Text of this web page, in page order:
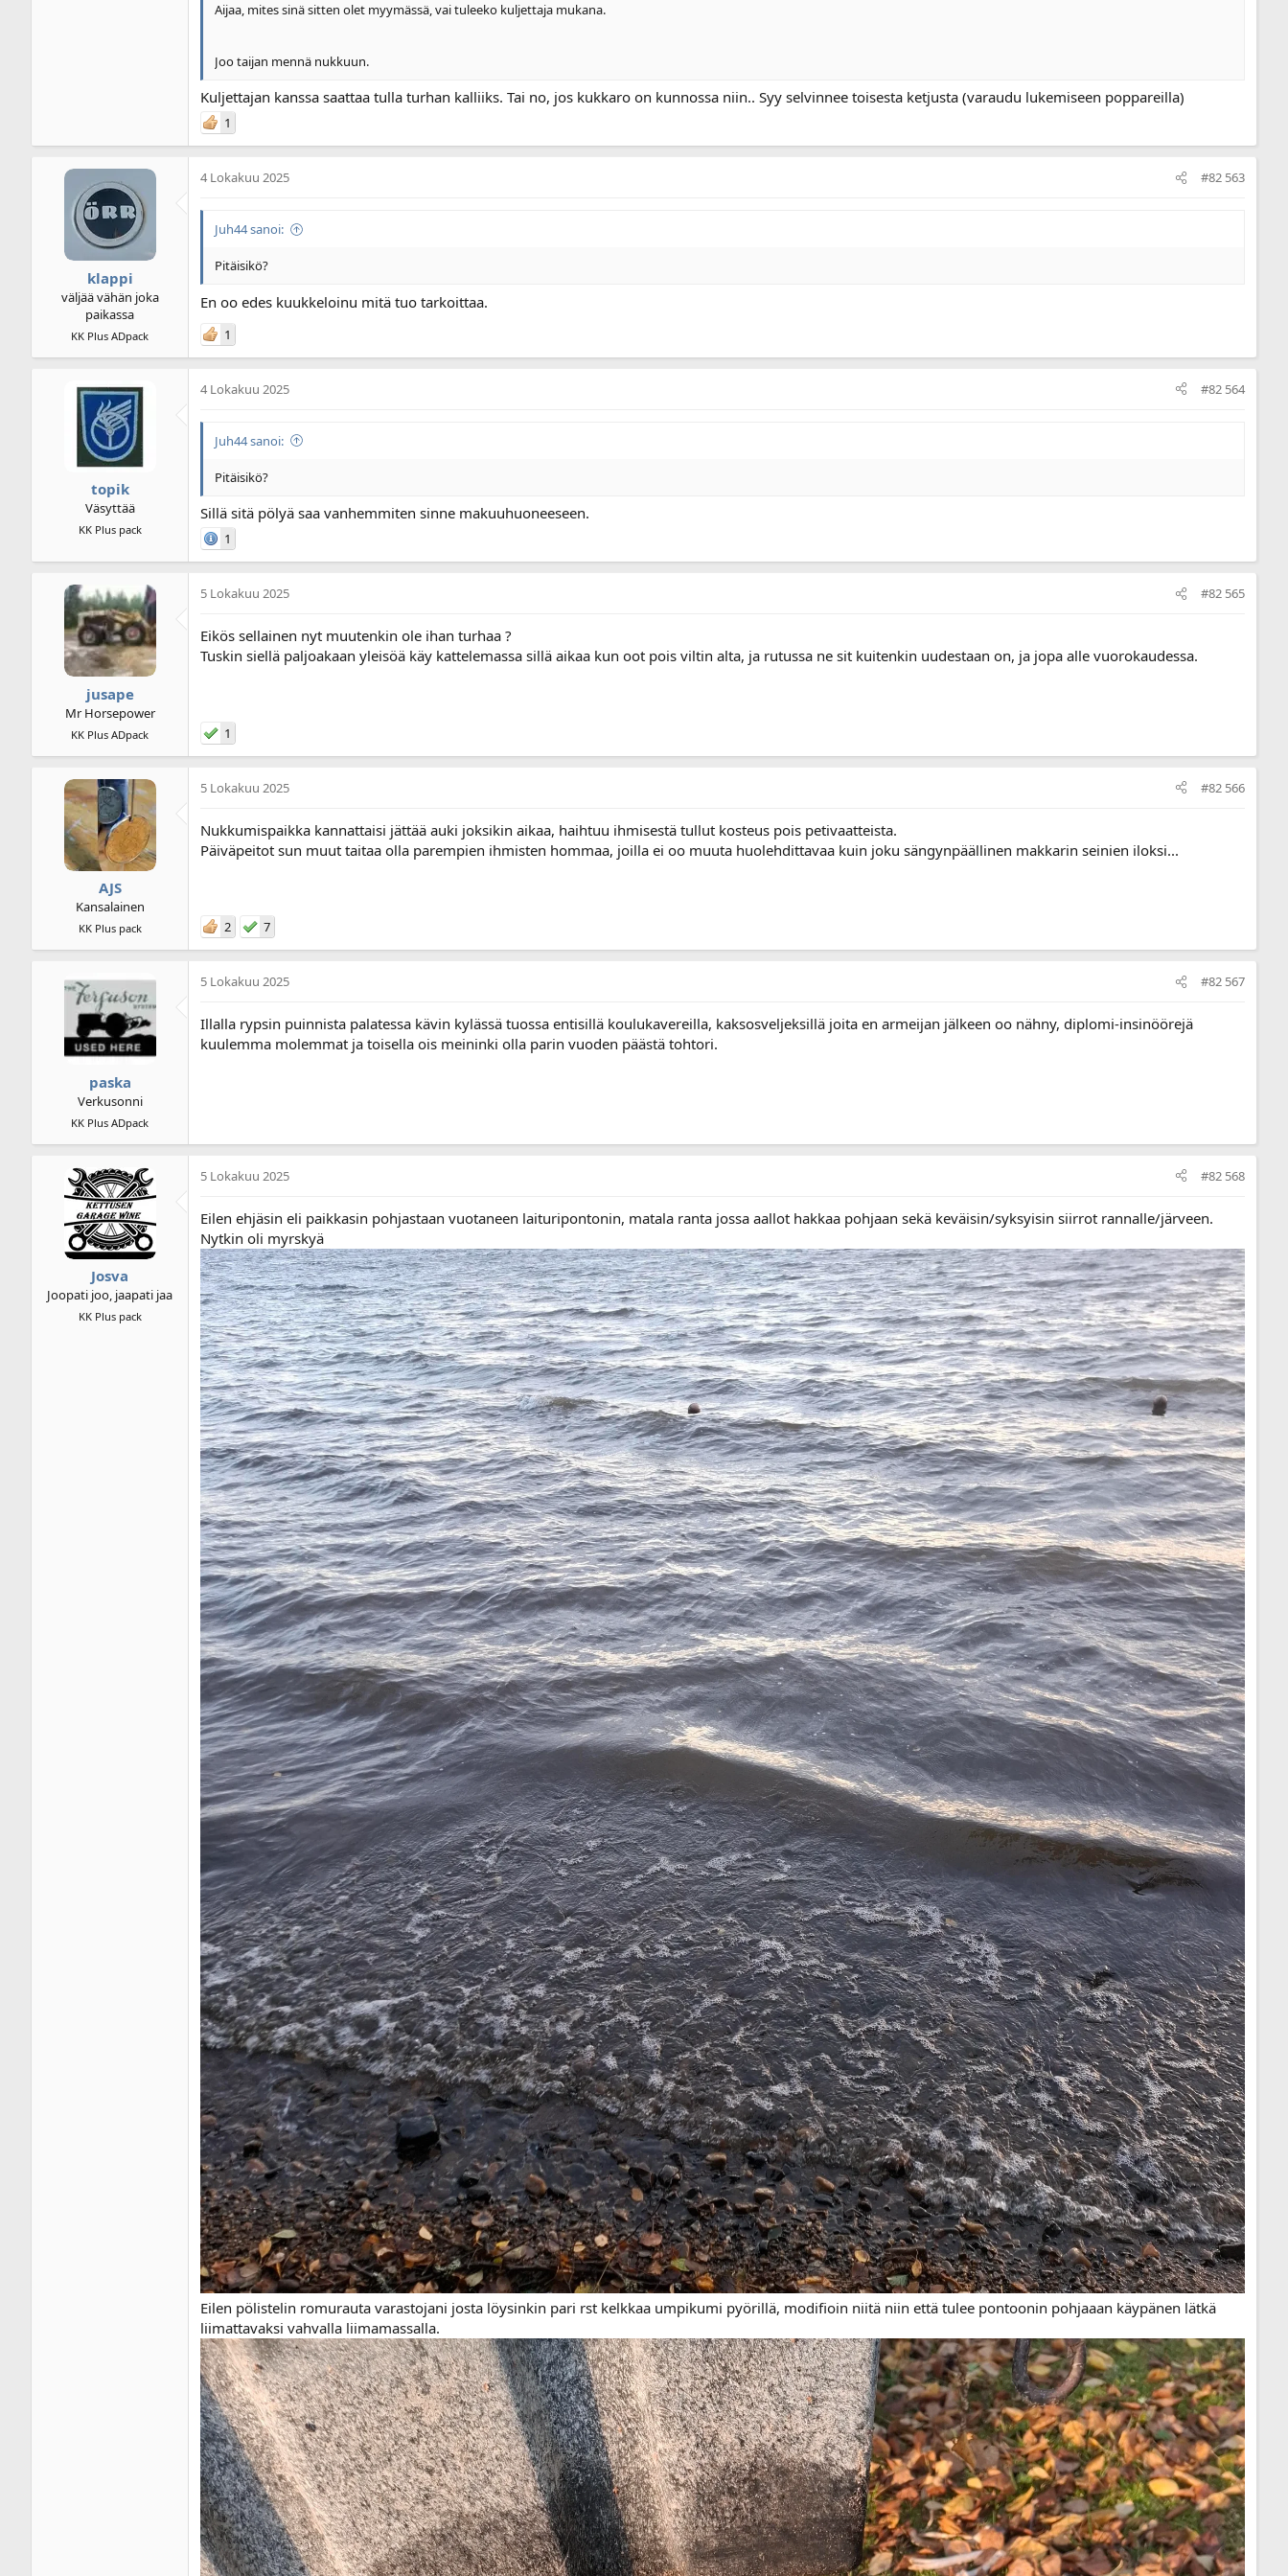
Aijaa, mites sinä sitten olet myymässä, vai tuleeko kuljettaja mukana.
Joo taijan mennä nukkuun.
Kuljettajan kanssa saattaa tulla turhan kalliiks. Tai no, jos kukkaro on kunnossa niin.. Syy selvinnee toisesta ketjusta (varaudu lukemiseen poppareilla)
1
klappi
väljää vähän joka
paikassa
KK Plus ADpack
4 Lokakuu 2025 #82 563
Juh44 sanoi:
Pitäisikö?
En oo edes kuukkeloinu mitä tuo tarkoittaa.
1
topik
Väsyttää
KK Plus pack
4 Lokakuu 2025 #82 564
Juh44 sanoi:
Pitäisikö?
Sillä sitä pölyä saa vanhemmiten sinne makuuhuoneeseen.
1
jusape
Mr Horsepower
KK Plus ADpack
5 Lokakuu 2025 #82 565
Eikös sellainen nyt muutenkin ole ihan turhaa ?
Tuskin siellä paljoakaan yleisöä käy kattelemassa sillä aikaa kun oot pois viltin alta, ja rutussa ne sit kuitenkin uudestaan on, ja jopa alle vuorokaudessa.
1
AJS
Kansalainen
KK Plus pack
5 Lokakuu 2025 #82 566
Nukkumispaikka kannattaisi jättää auki joksikin aikaa, haihtuu ihmisestä tullut kosteus pois petivaatteista.
Päiväpeitot sun muut taitaa olla parempien ihmisten hommaa, joilla ei oo muuta huolehdittavaa kuin joku sängynpäällinen makkarin seinien iloksi...
2 7
paska
Verkusonni
KK Plus ADpack
5 Lokakuu 2025 #82 567
Illalla rypsin puinnista palatessa kävin kylässä tuossa entisillä koulukavereilla, kaksosveljeksillä joita en armeijan jälkeen oo nähny, diplomi-insinöörejä
kuulemma molemmat ja toisella ois meininki olla parin vuoden päästä tohtori.
Josva
Joopati joo, jaapati jaa
KK Plus pack
5 Lokakuu 2025 #82 568
Eilen ehjäsin eli paikkasin pohjastaan vuotaneen laituripontonin, matala ranta jossa aallot hakkaa pohjaan sekä keväisin/syksyisin siirrot rannalle/järveen.
Nytkin oli myrskyä
Eilen pölistelin romurauta varastojani josta löysinkin pari rst kelkkaa umpikumi pyörillä, modifioin niitä niin että tulee pontoonin pohjaaan käypänen lätkä
liimattavaksi vahvalla liimamassalla.